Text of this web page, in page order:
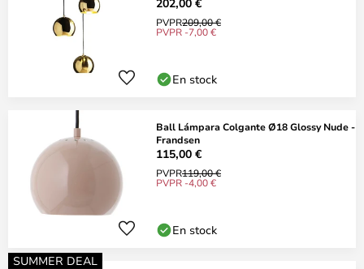
PVPR209,00 €
PVPR -7,00 €
En stock
Ball Lámpara Colgante Ø18 Glossy Nude -
Frandsen
115,00 €
PVPR119,00 €
PVPR -4,00 €
En stock
SUMMER DEAL